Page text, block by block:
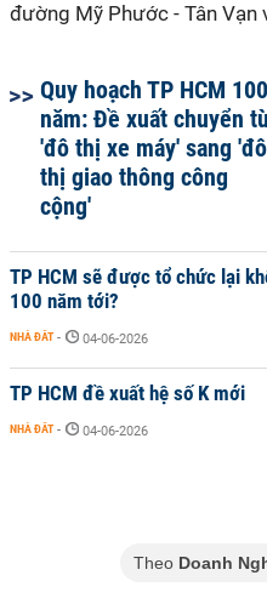
đường Mỹ Phước - Tân Vạn
Quy hoạch TP HCM 100
năm: Đề xuất chuyển
'đô thị xe máy' sang 'đô
thị giao thông công
cộng'
TP HCM sẽ được tổ chức lại
100 năm tới?
NHÀ ĐẤT - 04-06-2026
TP HCM đề xuất hệ số K mới
NHÀ ĐẤT - 04-06-2026
Theo Doanh